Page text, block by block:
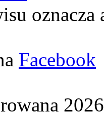
oznacza
Facebook